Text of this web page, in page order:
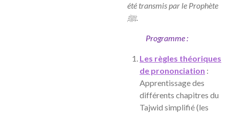
été transmis par le Prophète
ﷺ.
Programme :
Les règles théoriques
de prononciation :
Apprentissage des
différents chapitres du
Tajwid simplifié (les